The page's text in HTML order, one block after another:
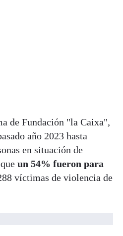
de Fundación "la Caixa",
año 2023 hasta
en situación de
un 54% fueron para
víctimas de violencia de